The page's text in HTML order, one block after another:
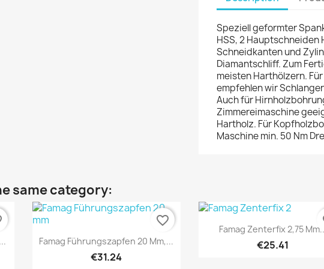
Speziell geformter
HSS, 2
Schneidkanten und
Diamantschliff. Zum
meisten Harthölzern.
empfehlen wir
Auch für
Zimmereimaschine
Hartholz. Für
Maschine min. 50 Nm
same category:
Quick view
Famag Führungszapfen 20 Mm,...
€31.24
favorite_border Quick view
Famag Zenterfix 2,75
€25.41